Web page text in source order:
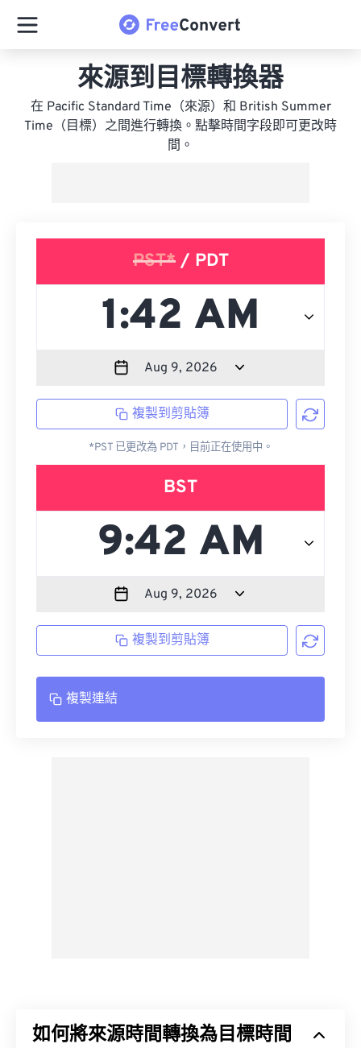
來源到目標轉換器
在 Pacific Standard Time（來源）和 British Summer
Time（目標）之間進行轉換。點擊時間字段即可更改時
間。
PST*/ PDT
複製到剪貼簿
*PST 已更改為 PDT，目前正在使用中。
BST
複製到剪貼簿
複製連結
如何將來源時間轉換為目標時間